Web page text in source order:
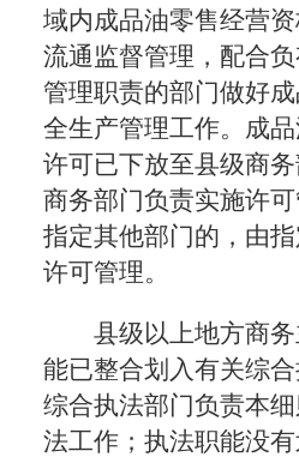
域内成品油零售经营
流通监督管理，配合
管理职责的部门做好
全生产管理工作。成
许可已下放至县级商
商务部门负责实施许
指定其他部门的，由
许可管理。
县级以上地方商
能已整合划入有关综
综合执法部门负责本
法工作；执法职能没